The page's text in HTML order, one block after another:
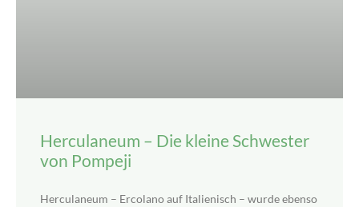
Herculaneum – Die kleine Schwester
von Pompeji
Herculaneum – Ercolano auf Italienisch – wurde ebenso